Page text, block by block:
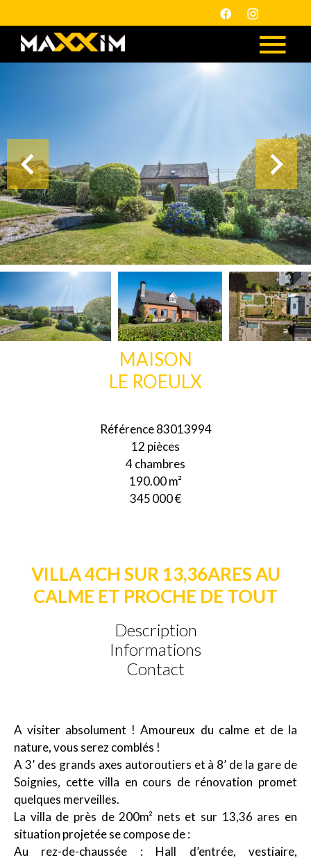
MAISON
LE ROEULX
Référence83013994
12 pièces
4 chambres
190.00m²
345 000 €
VILLA 4CH SUR 13,36ARES AU
CALME ET PROCHE DE TOUT
Description
Informations
Contact
A visiter absolument ! Amoureux du calme et de la
nature, vous serez comblés !
A 3’ des grands axes autoroutiers et à 8’ de la gare de
Soignies, cette villa en cours de rénovation promet
quelques merveilles.
La villa de près de 200m² nets et sur 13,36 ares en
situation projetée se compose de :
Au rez-de-chaussée : Hall d’entrée, vestiaire,